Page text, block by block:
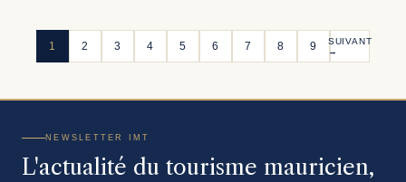
1 2 3 4 5 6 7 8 9
SUIVANT
→
NEWSLETTER IMT
L'actualité du tourisme mauricien,